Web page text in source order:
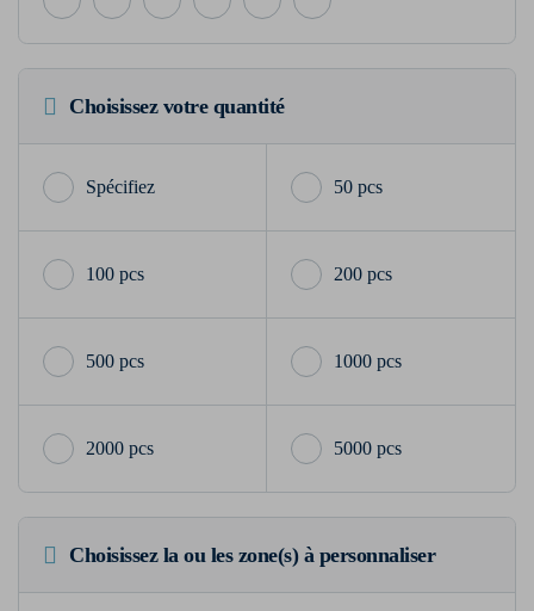
Choisissez votre quantité
50 pcs
100 pcs 200 pcs
500 pcs 1000 pcs
2000 pcs 5000 pcs
Choisissez la ou les zone(s) à personnaliser